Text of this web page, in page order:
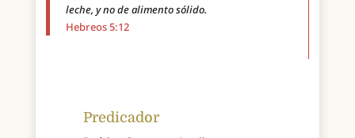
leche, y no de alimento sólido.
Hebreos 5:12
Predicador